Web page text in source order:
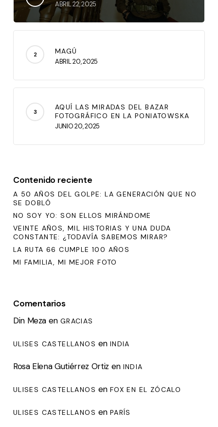
ABRIL 22, 2025
MAGÚ
ABRIL 20, 2025
AQUÍ LAS MIRADAS DEL BAZAR
FOTOGRÁFICO EN LA PONIATOWSKA
JUNIO 20, 2025
Contenido reciente
A 50 AÑOS DEL GOLPE: LA GENERACIÓN QUE NO
SE DOBLÓ
NO SOY YO: SON ELLOS MIRÁNDOME
VEINTE AÑOS, MIL HISTORIAS Y UNA DUDA
CONSTANTE: ¿TODAVÍA SABEMOS MIRAR?
LA RUTA 66 CUMPLE 100 AÑOS
MI FAMILIA, MI MEJOR FOTO
Comentarios
Din Meza en GRACIAS
ULISES CASTELLANOS en INDIA
Rosa Elena Gutiérrez Ortiz en INDIA
ULISES CASTELLANOS en FOX EN EL ZÓCALO
ULISES CASTELLANOS en PARÍS